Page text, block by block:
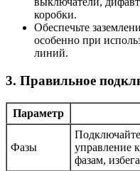
коробки.
Обеспечьте
особенно при
линий.
3. Правильное
Параметр
Фазы
управление
фазам,